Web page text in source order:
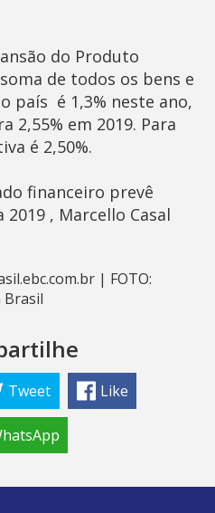
do Produto
de todos os bens e
 é 1,3% neste ano,
2,55% em 2019. Para
é 2,50%.
financeiro prevê
2019 , Marcello Casal
| FOTO:
Brasil
Tweet Like